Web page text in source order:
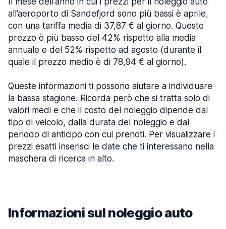
all’aeroporto di Sandefjord sono più bassi è aprile,
con una tariffa media di 37,87 € al giorno. Questo
prezzo è più basso del 42% rispetto alla media
annuale e del 52% rispetto ad agosto (durante il
quale il prezzo medio è di 78,94 € al giorno).
Queste informazioni ti possono aiutare a individuare
la bassa stagione. Ricorda però che si tratta solo di
valori medi e che il costo del noleggio dipende dal
tipo di veicolo, dalla durata del noleggio e dal
periodo di anticipo con cui prenoti. Per visualizzare i
prezzi esatti inserisci le date che ti interessano nella
maschera di ricerca in alto.
Informazioni sul noleggio auto